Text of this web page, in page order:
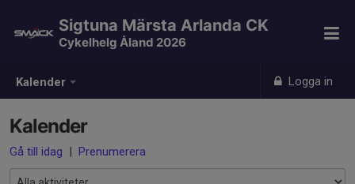
Kalender Logga in
Sigtuna Märsta Arlanda CK
Cykelhelg Åland 2026
Kalender
Gå till idag | Prenumerera